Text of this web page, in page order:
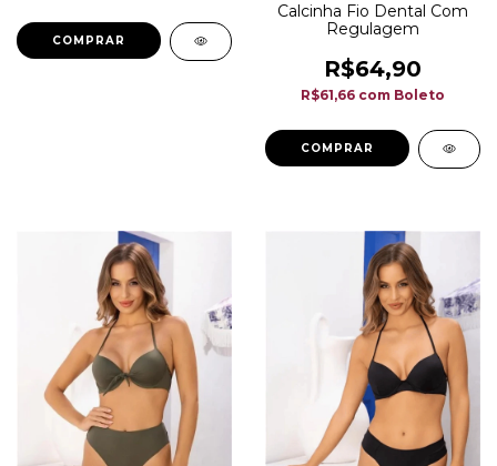
COMPRAR
Calcinha Fio Dental Com
Regulagem
R$64,90
R$61,66 com Boleto
COMPRAR